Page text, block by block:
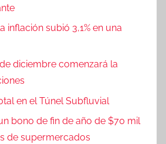
inflación subió 3,1% en una
de diciembre comenzará la
en el Túnel Subfluvial
bono de fin de año de $70 mil
de supermercados